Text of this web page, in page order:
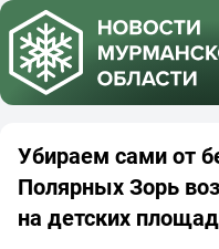
Убираем сами от
Полярных Зорь
на детских